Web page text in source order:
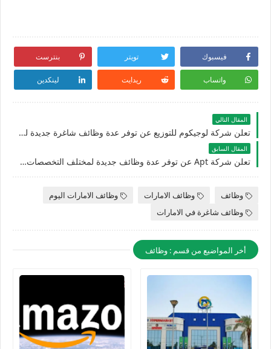
فيسبوك تويتر بنترست
واتساب ريدايت لينكدين
المقال التالي
تعلن شركة لوجيكوم للتوزيع عن توفر عدة وظائف شاغرة جديدة للرجال والنساء بالامارات
المقال السابق
تعلن شركة Apt عن توفر عدة وظائف جديدة لمختلف التخصصات بمزايا ورواتب عالية بالامارات
وظائف وظائف الامارات
وظائف الامارات اليوم
وظائف شاغرة في الامارات
أخر المواضيع من قسم : وظائف